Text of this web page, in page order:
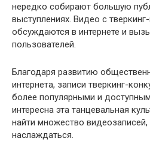
нередко собирают большую
выступлениях. Видео с
обсуждаются в интернете и
пользователей.
Благодаря развитию
интернета, записи тверкинг-
более популярными и
интересна эта танцевальная
найти множество видеозаписей,
наслаждаться.